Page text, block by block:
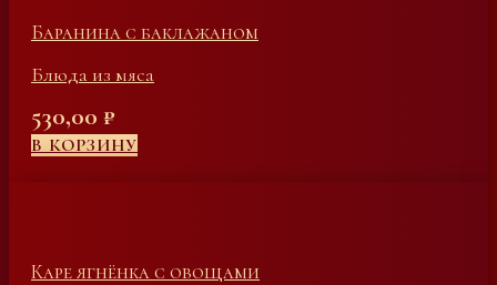
Баранина с баклажаном
Блюда из мяса
530,00 ₽
В КОРЗИНУ
Каре ягнёнка с овощами